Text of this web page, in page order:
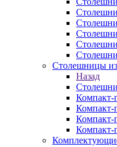
Столешницы
Назад
Компакт-
Компакт-
Компакт-
Компакт-